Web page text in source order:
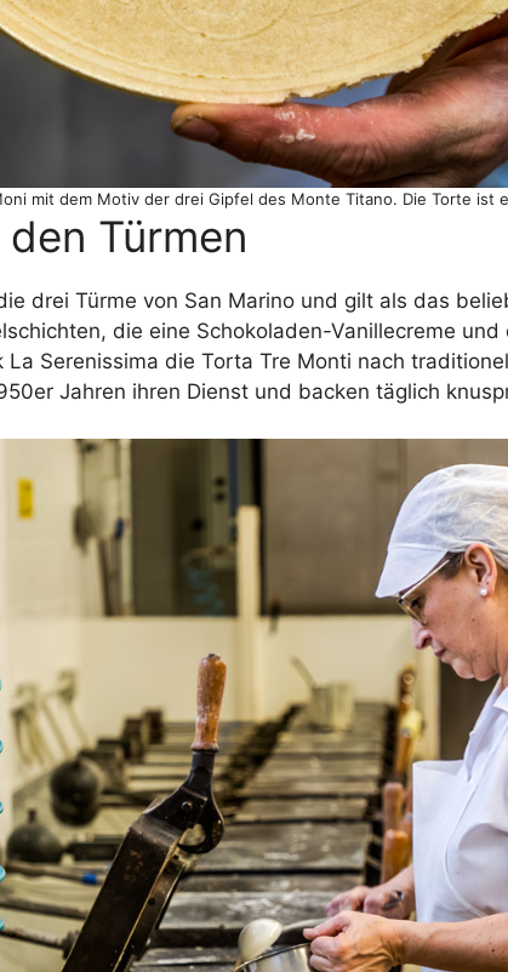
mit dem Motiv der drei Gipfel des Monte Titano. Die Torte
Türmen
drei Türme von San Marino und gilt als das
die eine Schokoladen-Vanillecreme
Serenissima die Torta Tre Monti nach
Jahren ihren Dienst und backen täglich